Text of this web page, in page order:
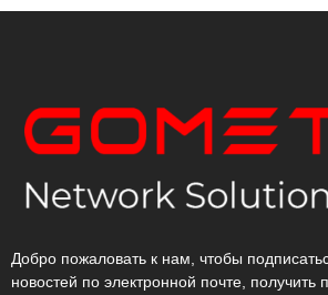
Добро пожаловать к нам, чтобы
новостей по электронной почте, получить